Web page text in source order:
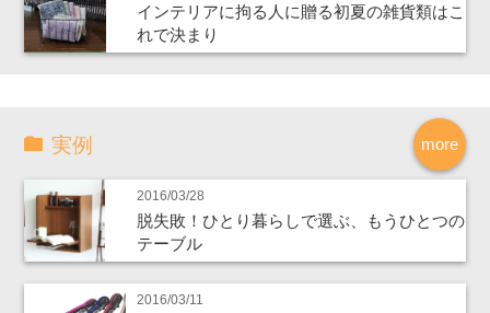
インテリアに拘る人に贈る初夏の雑貨類はこ
れで決まり
more
実例
2016/03/28
脱失敗！ひとり暮らしで選ぶ、もうひとつの
テーブル
2016/03/11